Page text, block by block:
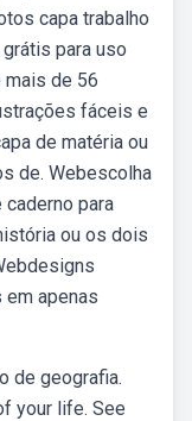
capa trabalho
para uso
mais de 56
fáceis e
de matéria ou
de. Webescolha
para
ou os dois
apenas
de geografia.
your life. See